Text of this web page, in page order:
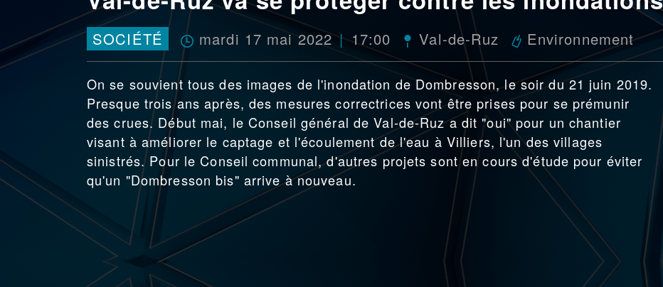
SOCIÉTÉ mardi 17 mai 2022 17:00 Val-de-Ruz Environnement
On se souvient tous des images de l'inondation de Dombresson, le soir du 21 juin 2019.
Presque trois ans après, des mesures correctrices vont être prises pour se prémunir
des crues. Début mai, le Conseil général de Val-de-Ruz a dit "oui" pour un chantier
visant à améliorer le captage et l'écoulement de l'eau à Villiers, l'un des villages
sinistrés. Pour le Conseil communal, d'autres projets sont en cours d'étude pour éviter
qu'un "Dombresson bis" arrive à nouveau.